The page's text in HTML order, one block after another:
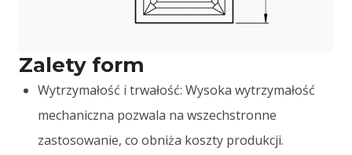
Zalety form
Wytrzymałość i trwałość: Wysoka wytrzymałość
mechaniczna pozwala na wszechstronne
zastosowanie, co obniża koszty produkcji.